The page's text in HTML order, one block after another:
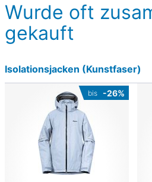
Wurde oft
gekauft
Isolationsjacken (Kunstfaser)
bis -26%